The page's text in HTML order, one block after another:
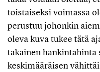
toistaiseksi voimassa
perustuu johonkin
oleva kuva tukee tätä
takainen
keskimääräisen